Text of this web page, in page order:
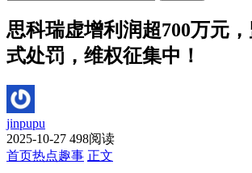
思科瑞虚增利润超700万元
式处罚，维权征集中！
jinpupu
2025-10-27 498阅读
首页热点趣事 正文